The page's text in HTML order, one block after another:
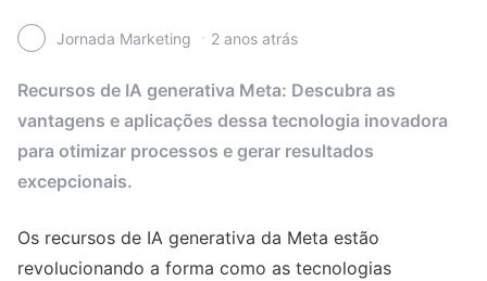
Jornada Marketing 2 anos atrás
Recursos de IA generativa Meta: Descubra as
vantagens e aplicações dessa tecnologia inovadora
para otimizar processos e gerar resultados
excepcionais.
Os recursos de IA generativa da Meta estão
revolucionando a forma como as tecnologias